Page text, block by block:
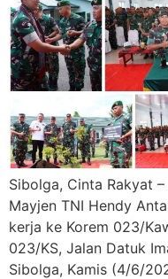
Sibolga, Cinta Rakyat
Mayjen TNI Hendy
kerja ke Korem 023/
023/KS, Jalan Datuk
Sibolga, Kamis (4/6/